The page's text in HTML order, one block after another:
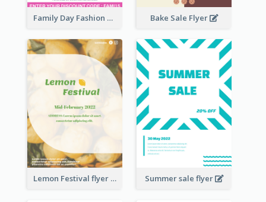
Family Day Fashion Sales Flyer Bake Sale Flyer
Lemon Festival flyer Summer sale flyer